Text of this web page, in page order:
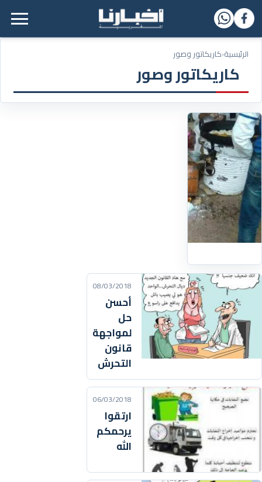
القائمة الرئيسية
الرئيسية‹كاريكاتور وصور
كاريكاتور وصور
08/03/2018
أحسن
حل
لمواجهة
قانون
التحرش
06/03/2018
ارتقوا
يرحمكم
الله